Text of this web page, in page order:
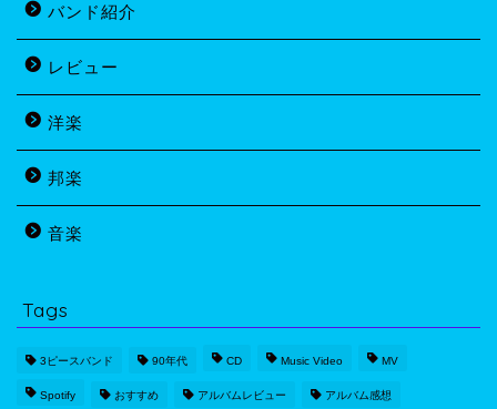
バンド紹介
レビュー
洋楽
邦楽
音楽
Tags
3ピースバンド 90年代 CD Music Video MV
Spotify おすすめ アルバムレビュー アルバム感想